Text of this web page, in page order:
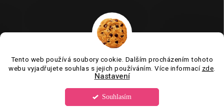
Tento web používá soubory cookie. Dalším procházením tohoto
webu vyjadřujete souhlas s jejich používáním. Více informací zde
Nastavení
Souhlasím
Jsme tu pro vás už 11 let❤️
Tvorboshop.cz. Všechna práva vyhrazena.
nastavení cookies